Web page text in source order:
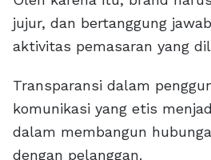
jujur, dan bertanggung
aktivitas pemasaran yang
Transparansi dalam
komunikasi yang etis
dalam membangun
dengan pelanggan.